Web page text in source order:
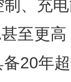
、充
至更
20年